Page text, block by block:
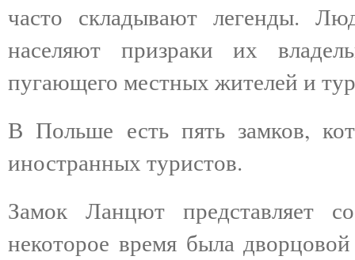
часто складывают легенды.
населяют призраки их
пугающего местных жителей и
В Польше есть пять замков,
иностранных туристов.
Замок Ланцют представляет
некоторое время была